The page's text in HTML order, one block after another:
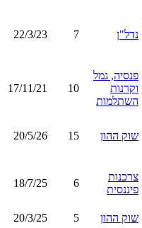
נדל"ן 7
22/3/23
פנסיה, גמל
וקרנות
השתלמות
10
17/11/21
שוק ההון 15
20/5/26
צרכנות
פיננסית
6
18/7/25
שוק ההון 5
20/3/25